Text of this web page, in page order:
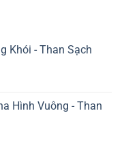
Khói - Than Sạch
Hình Vuông - Than